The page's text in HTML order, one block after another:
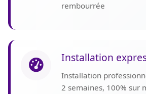
rembourrée
Installation
Installation
2 semaines, 100% sur